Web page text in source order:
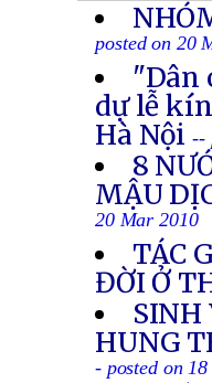
posted on 20
"Dân
dự lễ
Hà Nội--
8
MẬU
20 Mar 2010
TÁC
ĐỜI Ở
SINH
HUNG
- posted on